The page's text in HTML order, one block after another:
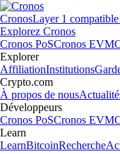
CronosLayer 1
Explorez Cronos
Cronos PoSCronos EVM
Explorer
AffiliationInstitutions
Crypto.com
À propos de nous
Développeurs
Cronos PoSCronos EVM
Learn
LearnBitcoinRecherche